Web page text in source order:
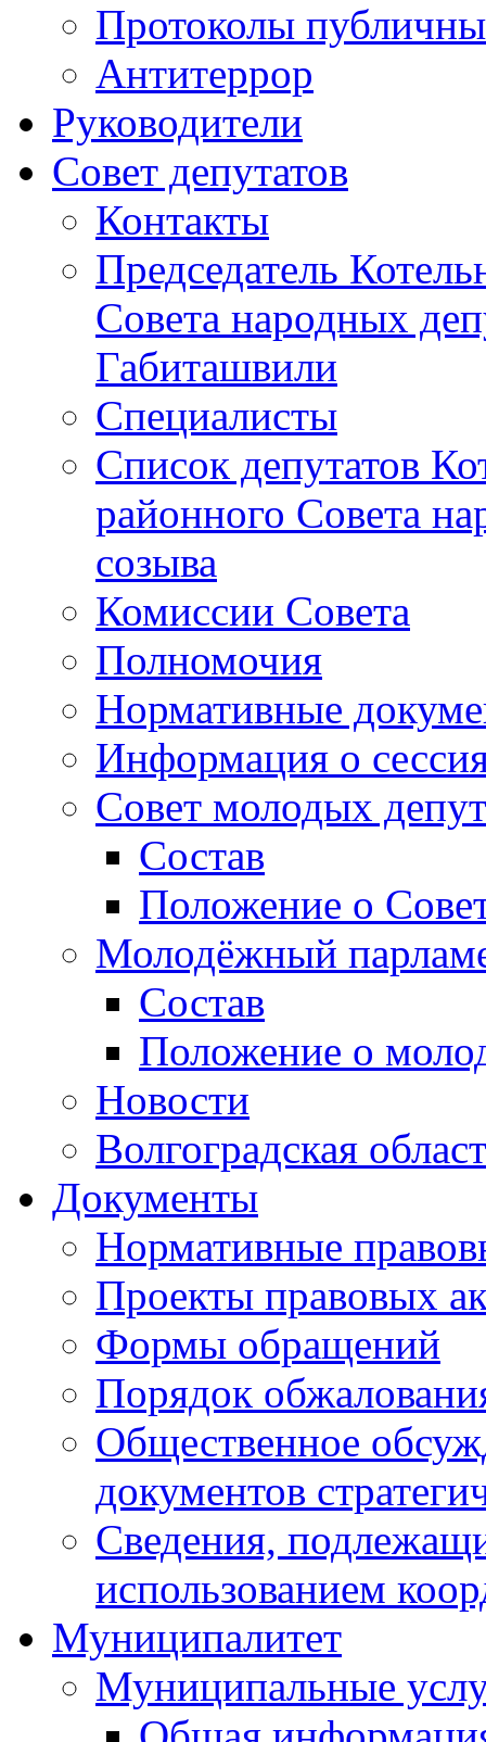
Протоколы
Антитеррор
Руководители
Совет депутатов
Контакты
Председатель
Совета народных
Габиташвили
Специалисты
Список депутатов
районного Совета
созыва
Комиссии Совета
Полномочия
Нормативные
Информация о
Совет молодых
Состав
Положение о
Молодёжный
Состав
Положение о
Новости
Волгоградская
Документы
Нормативные
Проекты правовых
Формы обращений
Порядок
Общественное
документов
Сведения,
использованием
Муниципалитет
Муниципальные